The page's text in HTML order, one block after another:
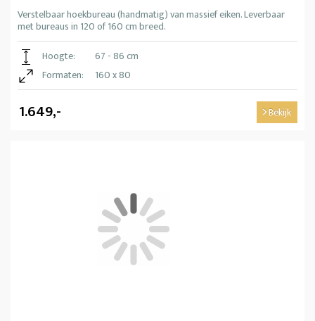
Verstelbaar hoekbureau (handmatig) van massief eiken. Leverbaar
met bureaus in 120 of 160 cm breed.
Hoogte:
67 - 86 cm
Formaten:
160 x 80
1.649,- Bekijk